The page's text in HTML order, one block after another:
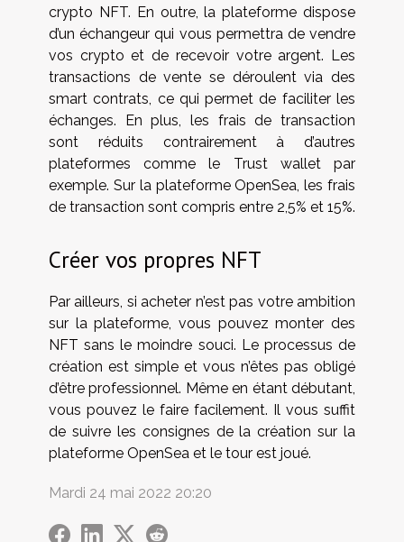
crypto NFT. En outre, la plateforme dispose
d’un échangeur qui vous permettra de vendre
vos crypto et de recevoir votre argent. Les
transactions de vente se déroulent via des
smart contrats, ce qui permet de faciliter les
échanges. En plus, les frais de transaction
sont réduits contrairement à d’autres
plateformes comme le Trust wallet par
exemple. Sur la plateforme OpenSea, les frais
de transaction sont compris entre 2,5% et 15%.
Créer vos propres NFT
Par ailleurs, si acheter n’est pas votre ambition
sur la plateforme, vous pouvez monter des
NFT sans le moindre souci. Le processus de
création est simple et vous n’êtes pas obligé
d’être professionnel. Même en étant débutant,
vous pouvez le faire facilement. Il vous suffit
de suivre les consignes de la création sur la
plateforme OpenSea et le tour est joué.
Mardi 24 mai 2022 20:20